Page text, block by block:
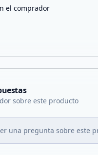
el comprador
sobre este producto
una pregunta sobre este